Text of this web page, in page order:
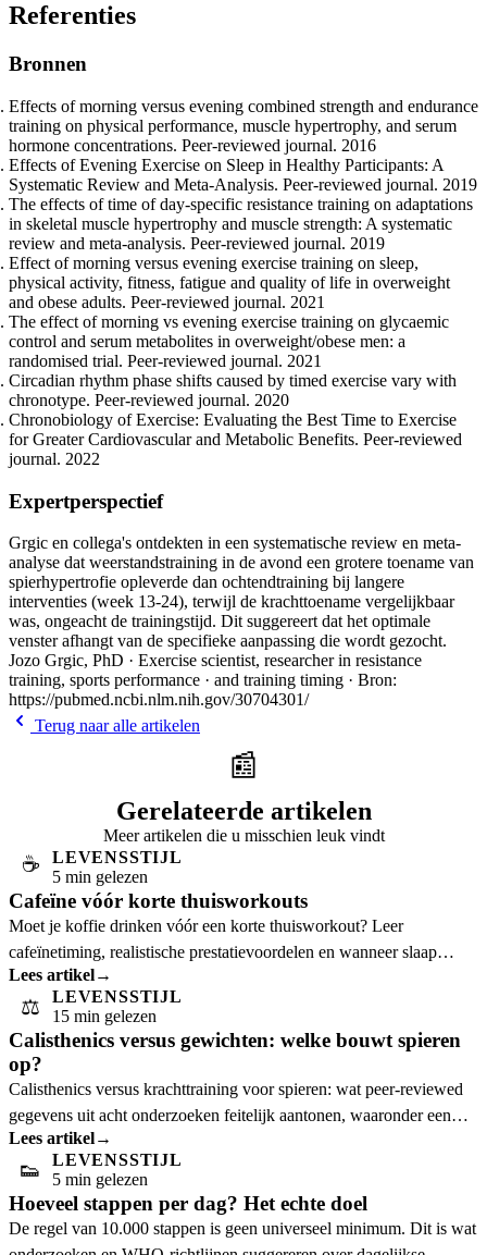
Referenties
Bronnen
Effects of morning versus evening combined strength and endurance
training on physical performance, muscle hypertrophy, and serum
hormone concentrations. Peer-reviewed journal. 2016
Effects of Evening Exercise on Sleep in Healthy Participants: A
Systematic Review and Meta-Analysis. Peer-reviewed journal. 2019
The effects of time of day-specific resistance training on adaptations
in skeletal muscle hypertrophy and muscle strength: A systematic
review and meta-analysis. Peer-reviewed journal. 2019
Effect of morning versus evening exercise training on sleep,
physical activity, fitness, fatigue and quality of life in overweight
and obese adults. Peer-reviewed journal. 2021
The effect of morning vs evening exercise training on glycaemic
control and serum metabolites in overweight/obese men: a
randomised trial. Peer-reviewed journal. 2021
Circadian rhythm phase shifts caused by timed exercise vary with
chronotype. Peer-reviewed journal. 2020
Chronobiology of Exercise: Evaluating the Best Time to Exercise
for Greater Cardiovascular and Metabolic Benefits. Peer-reviewed
journal. 2022
Expertperspectief
Grgic en collega's ontdekten in een systematische review en meta-
analyse dat weerstandstraining in de avond een grotere toename van
spierhypertrofie opleverde dan ochtendtraining bij langere
interventies (week 13-24), terwijl de krachttoename vergelijkbaar
was, ongeacht de trainingstijd. Dit suggereert dat het optimale
venster afhangt van de specifieke aanpassing die wordt gezocht.
Jozo Grgic, PhD · Exercise scientist, researcher in resistance
training, sports performance · and training timing · Bron:
https://pubmed.ncbi.nlm.nih.gov/30704301/
Terug naar alle artikelen
📰
Gerelateerde artikelen
Meer artikelen die u misschien leuk vindt
☕
LEVENSSTIJL
5 min gelezen
Cafeïne vóór korte thuisworkouts
Moet je koffie drinken vóór een korte thuisworkout? Leer
cafeïnetiming, realistische prestatievoordelen en wanneer slaap
belangrijker is.
Lees artikel→
⚖️
LEVENSSTIJL
15 min gelezen
Calisthenics versus gewichten: welke bouwt spieren
op?
Calisthenics versus krachttraining voor spieren: wat peer-reviewed
gegevens uit acht onderzoeken feitelijk aantonen, waaronder een
verrassende bevinding uit
Lees artikel→
👟
LEVENSSTIJL
5 min gelezen
Hoeveel stappen per dag? Het echte doel
De regel van 10.000 stappen is geen universeel minimum. Dit is wat